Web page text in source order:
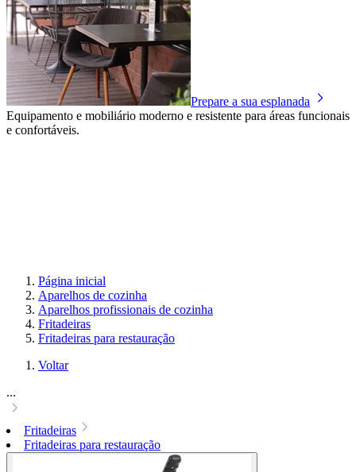
Prepare a sua esplanada
Equipamento e mobiliário moderno e resistente para áreas funcionais
e confortáveis.
Página inicial
Aparelhos de cozinha
Aparelhos profissionais de cozinha
Fritadeiras
Fritadeiras para restauração
Voltar
...
Fritadeiras
Fritadeiras para restauração